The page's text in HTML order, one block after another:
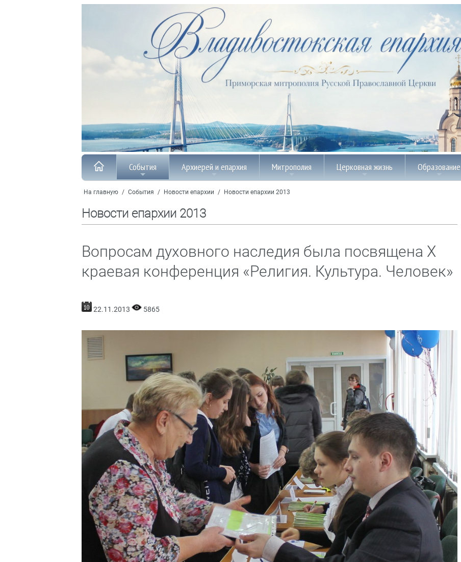
События Архиерей и епархия Митрополия Церковная жизнь Образование
На главную / События / Новости епархии / Новости епархии 2013
Новости епархии 2013
Вопросам духовного наследия была посвящена X
краевая конференция «Религия. Культура. Человек»
22.11.2013 5865